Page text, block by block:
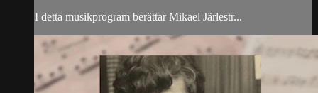
I detta musikprogram berättar Mikael Järlestr...